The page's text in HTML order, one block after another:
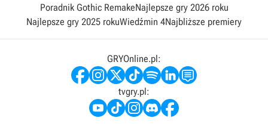
Poradnik Gothic RemakeNajlepsze gry 2026 roku
Najlepsze gry 2025 rokuWiedźmin 4Najbliższe premiery
GRYOnline.pl:
tvgry.pl: